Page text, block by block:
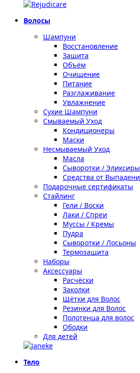
Волосы
Шампуни
Восстановление
Защита
Объём
Очищение
Питание
Разглаживание
Увлажнение
Сухие Шампуни
Смываемый Уход
Кондиционеры
Маски
Несмываемый Уход
Масла
Сыворотки / Эликсиры
Средства от
Подарочные сертификаты
Стайлинг
Гели / Воски
Лаки / Спреи
Муссы / Кремы
Пудра
Сыворотки / Лосьоны
Термозащита
Наборы
Аксессуары
Расчёски
Заколки
Щётки для Волос
Резинки для Волос
Полотенца для волос
Ободки
Для детей
Тело